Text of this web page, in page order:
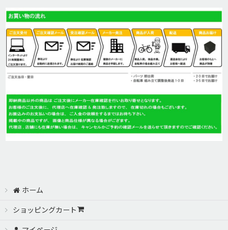
MONGOOSE(マングース)
HARO Bikes(ハロー)
GT(ジーティー)
SALSA BIKES (サルサ バイク)
GIOS(ジオス)
Cannondale (キャノンデール)
CANNONDALE PARTS
ホーム
ショッピングカート